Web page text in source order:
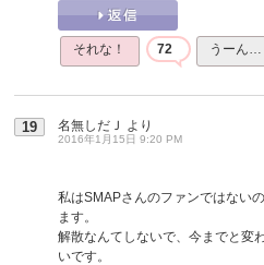
それな！ 72 うーん…
19 名無しだＪ より
2016年1月15日 9:20 PM
私はSMAPさんのファンではない
ます。
解散なんてしないで、今までと変
いです。